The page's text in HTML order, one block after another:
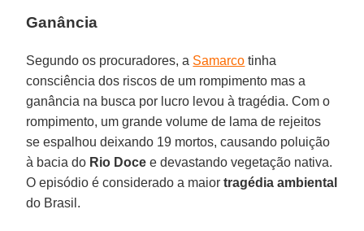
Ganância
Segundo os procuradores, a Samarco tinha
consciência dos riscos de um rompimento mas a
ganância na busca por lucro levou à tragédia. Com o
rompimento, um grande volume de lama de rejeitos
se espalhou deixando 19 mortos, causando poluição
à bacia do Rio Doce e devastando vegetação nativa.
O episódio é considerado a maiortragédia ambiental
do Brasil.